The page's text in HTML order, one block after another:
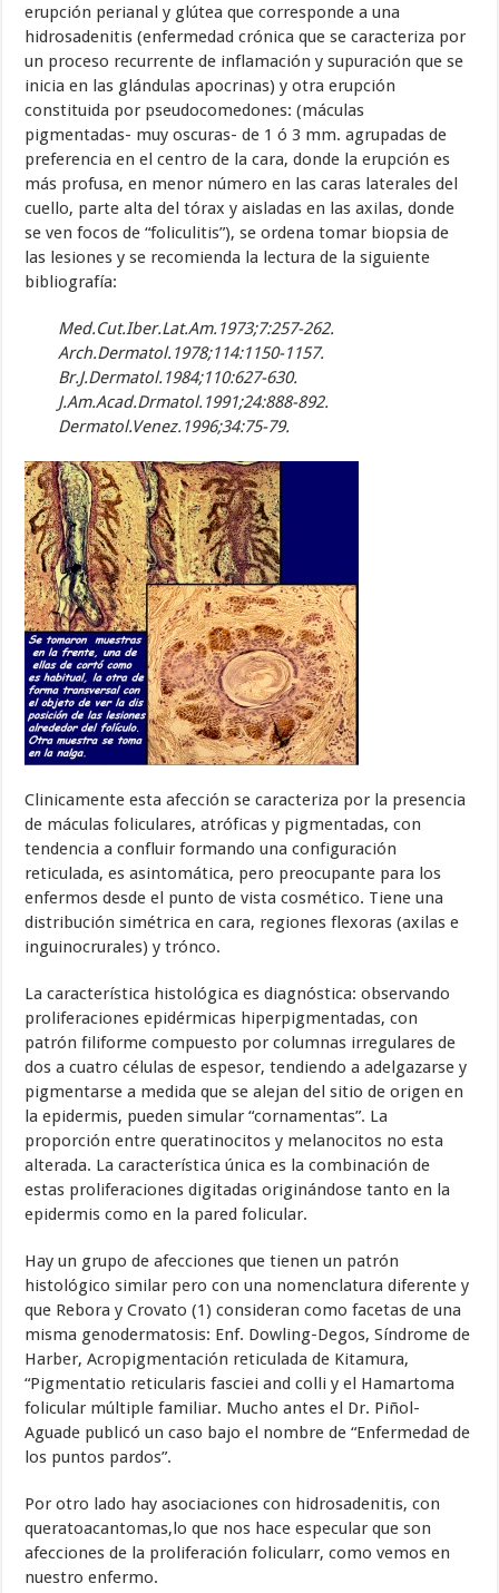
erupción perianal y glútea que corresponde a una
hidrosadenitis (enfermedad crónica que se caracteriza por
un proceso recurrente de inflamación y supuración que se
inicia en las glándulas apocrinas) y otra erupción
constituida por pseudocomedones: (máculas
pigmentadas- muy oscuras- de 1 ó 3 mm. agrupadas de
preferencia en el centro de la cara, donde la erupción es
más profusa, en menor número en las caras laterales del
cuello, parte alta del tórax y aisladas en las axilas, donde
se ven focos de “foliculitis”), se ordena tomar biopsia de
las lesiones y se recomienda la lectura de la siguiente
bibliografía:
Med.Cut.Iber.Lat.Am.1973;7:257-262.
Arch.Dermatol.1978;114:1150-1157.
Br.J.Dermatol.1984;110:627-630.
J.Am.Acad.Drmatol.1991;24:888-892.
Dermatol.Venez.1996;34:75-79.
Clinicamente esta afección se caracteriza por la presencia
de máculas foliculares, atróficas y pigmentadas, con
tendencia a confluir formando una configuración
reticulada, es asintomática, pero preocupante para los
enfermos desde el punto de vista cosmético. Tiene una
distribución simétrica en cara, regiones flexoras (axilas e
inguinocrurales) y trónco.
La característica histológica es diagnóstica: observando
proliferaciones epidérmicas hiperpigmentadas, con
patrón filiforme compuesto por columnas irregulares de
dos a cuatro células de espesor, tendiendo a adelgazarse y
pigmentarse a medida que se alejan del sitio de origen en
la epidermis, pueden simular “cornamentas”. La
proporción entre queratinocitos y melanocitos no esta
alterada. La característica única es la combinación de
estas proliferaciones digitadas originándose tanto en la
epidermis como en la pared folicular.
Hay un grupo de afecciones que tienen un patrón
histológico similar pero con una nomenclatura diferente y
que Rebora y Crovato (1) consideran como facetas de una
misma genodermatosis: Enf. Dowling-Degos, Síndrome de
Harber, Acropigmentación reticulada de Kitamura,
“Pigmentatio reticularis fasciei and colli y el Hamartoma
folicular múltiple familiar. Mucho antes el Dr. Piñol-
Aguade publicó un caso bajo el nombre de “Enfermedad de
los puntos pardos”.
Por otro lado hay asociaciones con hidrosadenitis, con
queratoacantomas,lo que nos hace especular que son
afecciones de la proliferación folicularr, como vemos en
nuestro enfermo.